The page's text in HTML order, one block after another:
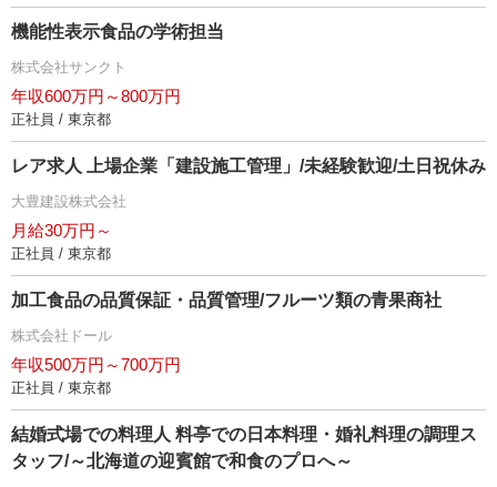
機能性表示食品の学術担当
株式会社サンクト
年収600万円～800万円
正社員 / 東京都
レア求人 上場企業「建設施工管理」/未経験歓迎/土日祝休み
大豊建設株式会社
月給30万円～
正社員 / 東京都
加工食品の品質保証・品質管理/フルーツ類の青果商社
株式会社ドール
年収500万円～700万円
正社員 / 東京都
結婚式場での料理人 料亭での日本料理・婚礼料理の調理ス
タッフ/～北海道の迎賓館で和食のプロへ～